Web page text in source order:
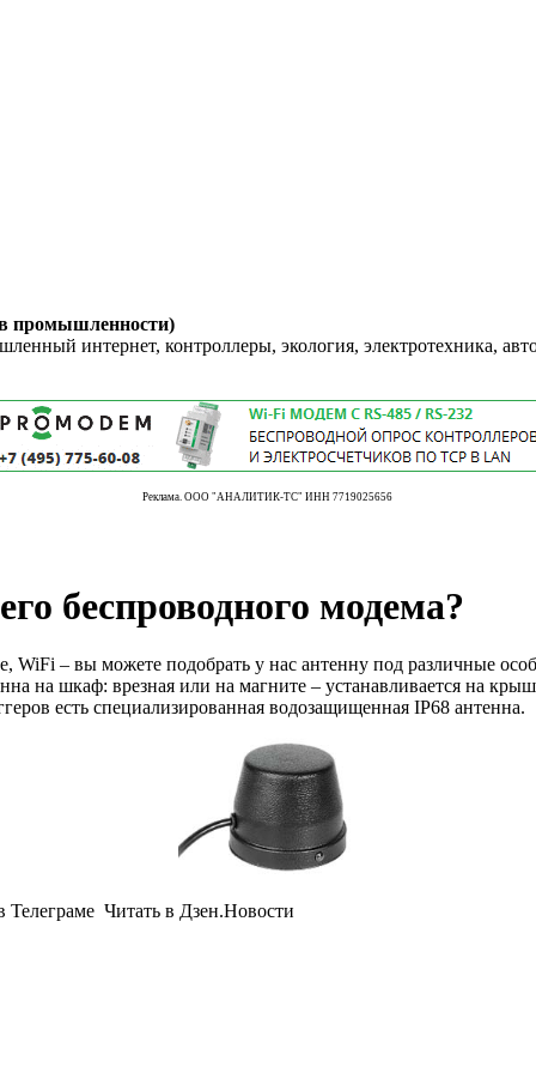
промышленности)
интернет, контроллеры, экология, электротехника,
Реклама. ООО "АНАЛИТИК-ТС" ИНН 7719025656
беспроводного модема?
– вы можете подобрать у нас антенну под различные
на шкаф: врезная или на магните – устанавливается на
есть специализированная водозащищенная IP68 антенна.
Читать в Дзен.Новости